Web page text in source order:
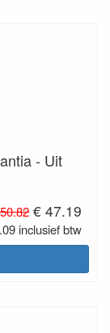
- Uit
€ 47.19
inclusief btw